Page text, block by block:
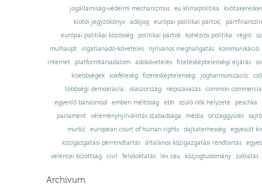
jogállamiság-védelmi mechanizmus eu klímapolitika
kiotói jegyzőkönyv adójog európai politikai pártok;
európai politikai közösség
politikai pártok kohéziós politika régió
mulhaupt
ingatlanadó-követelés nyilvános meghallgatás
kommunikáció
internet
platformtársadalom adókövetelés fizetésképtelenségi eljárás
kisebbségek sokféleség fizetésképtelenség; jogharmonizáció;
többségi demokrácia; olaszország népszavazás common
egyenlő bánásmód emberi méltóság ebh szülő nők helyzete
peschka
parlament
véleménynyilvánítás szabadsága média országgyűlés
muršić
european court of human rights dajkaterhesség
egyesült
közigazgatási perrendtartás
általános közigazgatási rendtartás
velencei bizottság
civil felsőoktatás lex ceu közjogtudomány zaklatás
Archívum